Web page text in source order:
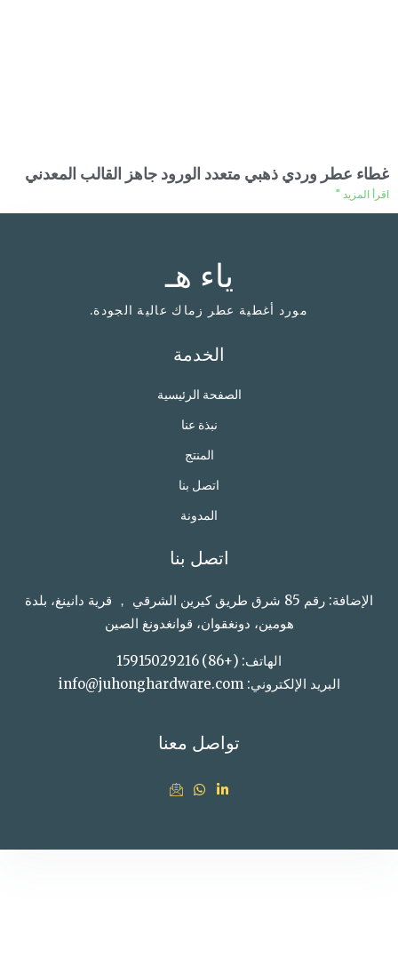
غطاء عطر وردي ذهبي متعدد الورود جاهز القالب المعدني
اقرأ المزيد "
ياء هـ
مورد أغطية عطر زماك عالية الجودة.
الخدمة
الصفحة الرئيسية
نبذة عنا
المنتج
اتصل بنا
المدونة
اتصل بنا
الإضافة: رقم 85 شرق طريق كيرين الشرقي ， قرية دانينغ، بلدة
هومين، دونغقوان، قوانغدونغ الصين
الهاتف: (+86) 15915029216
البريد الإلكتروني: info@juhonghardware.com
تواصل معنا